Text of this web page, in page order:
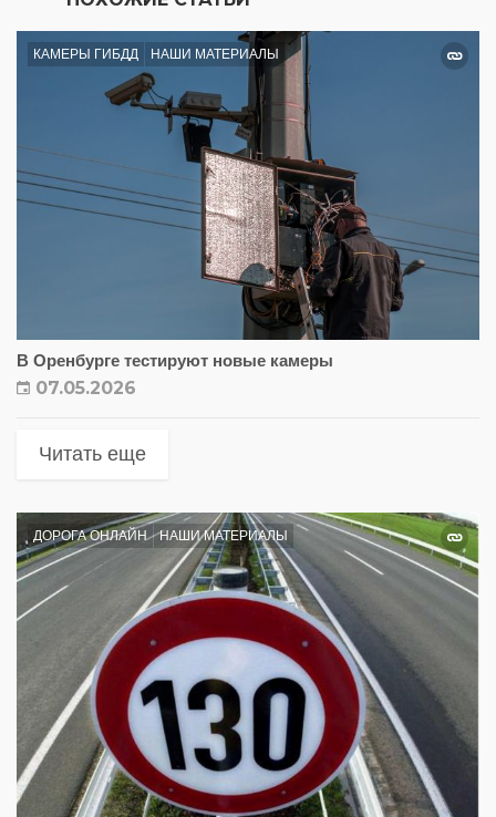
КАМЕРЫ ГИБДД НАШИ МАТЕРИАЛЫ
В Оренбурге тестируют новые камеры
07.05.2026
Читать еще
ДОРОГА ОНЛАЙН НАШИ МАТЕРИАЛЫ